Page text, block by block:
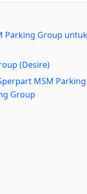
Group
(Desire)
MSM
Group